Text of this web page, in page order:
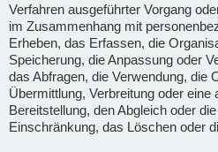
Verfahren ausgeführter Vorgang
im Zusammenhang mit
Erheben, das Erfassen, die
Speicherung, die Anpassung oder
das Abfragen, die Verwendung, die
Übermittlung, Verbreitung oder eine
Bereitstellung, den Abgleich oder
Einschränkung, das Löschen oder